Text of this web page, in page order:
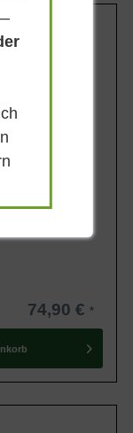
74,90 €